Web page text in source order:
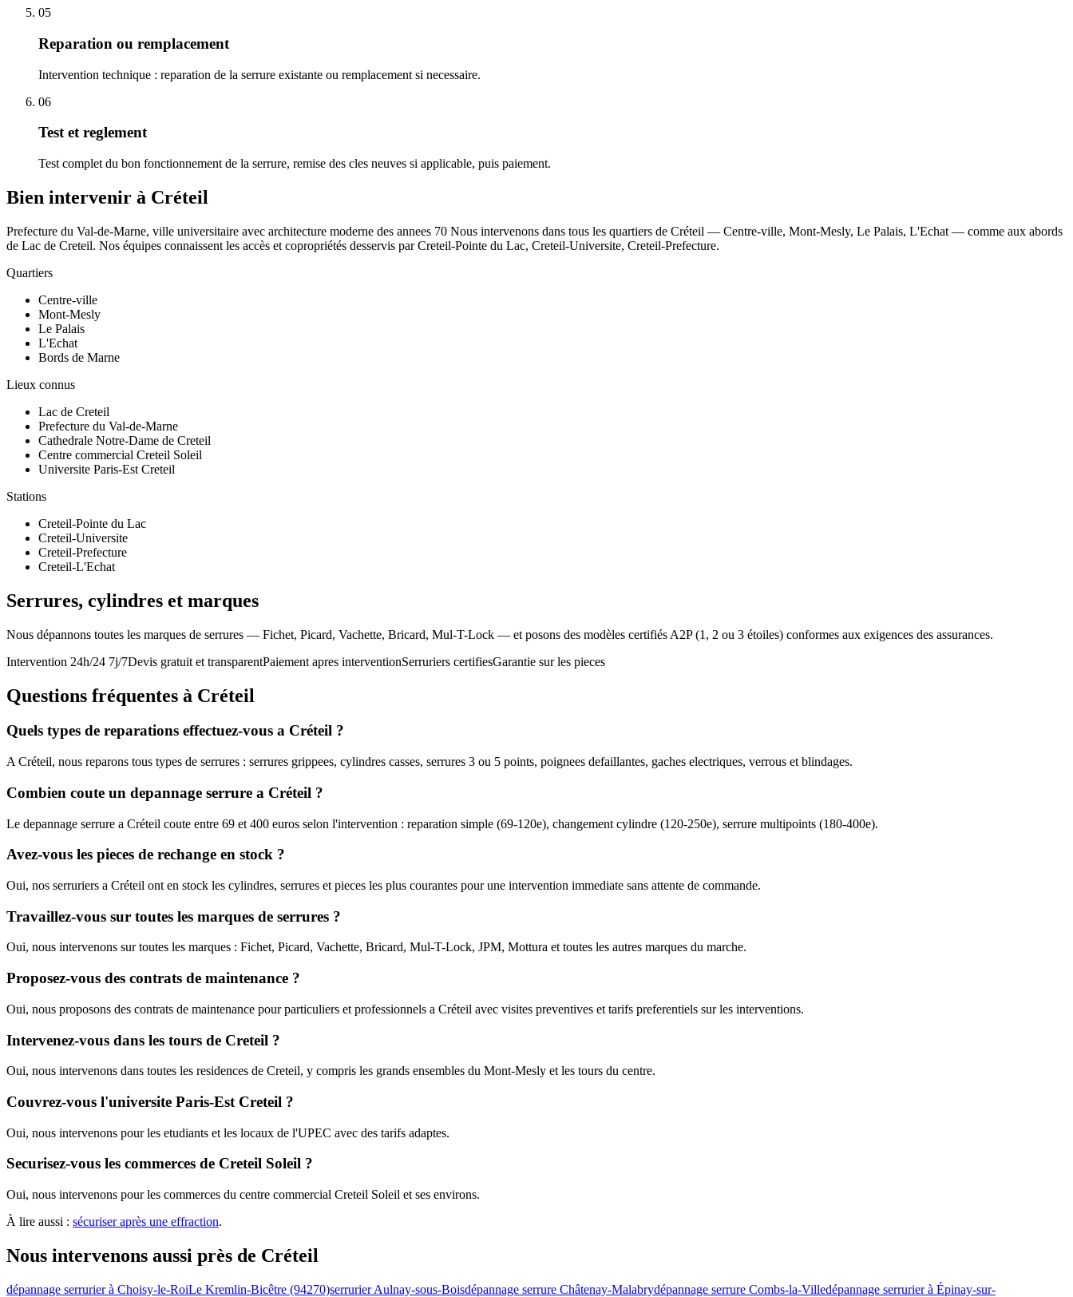
05
Reparation ou remplacement
Intervention technique : reparation de la serrure existante ou remplacement si necessaire.
06
Test et reglement
Test complet du bon fonctionnement de la serrure, remise des cles neuves si applicable, puis paiement.
Bien intervenir à Créteil
Prefecture du Val-de-Marne, ville universitaire avec architecture moderne des annees 70 Nous intervenons dans tous les quartiers de Créteil — Centre-ville, Mont-Mesly, Le Palais, L'Echat — comme aux abords
de Lac de Creteil. Nos équipes connaissent les accès et copropriétés desservis par Creteil-Pointe du Lac, Creteil-Universite, Creteil-Prefecture.
Quartiers
Centre-ville
Mont-Mesly
Le Palais
L'Echat
Bords de Marne
Lieux connus
Lac de Creteil
Prefecture du Val-de-Marne
Cathedrale Notre-Dame de Creteil
Centre commercial Creteil Soleil
Universite Paris-Est Creteil
Stations
Creteil-Pointe du Lac
Creteil-Universite
Creteil-Prefecture
Creteil-L'Echat
Serrures, cylindres et marques
Nous dépannons toutes les marques de serrures — Fichet, Picard, Vachette, Bricard, Mul-T-Lock — et posons des modèles certifiés A2P (1, 2 ou 3 étoiles) conformes aux exigences des assurances.
Intervention 24h/24 7j/7Devis gratuit et transparentPaiement apres interventionSerruriers certifiesGarantie sur les pieces
Questions fréquentes à Créteil
Quels types de reparations effectuez-vous a Créteil ?
A Créteil, nous reparons tous types de serrures : serrures grippees, cylindres casses, serrures 3 ou 5 points, poignees defaillantes, gaches electriques, verrous et blindages.
Combien coute un depannage serrure a Créteil ?
Le depannage serrure a Créteil coute entre 69 et 400 euros selon l'intervention : reparation simple (69-120e), changement cylindre (120-250e), serrure multipoints (180-400e).
Avez-vous les pieces de rechange en stock ?
Oui, nos serruriers a Créteil ont en stock les cylindres, serrures et pieces les plus courantes pour une intervention immediate sans attente de commande.
Travaillez-vous sur toutes les marques de serrures ?
Oui, nous intervenons sur toutes les marques : Fichet, Picard, Vachette, Bricard, Mul-T-Lock, JPM, Mottura et toutes les autres marques du marche.
Proposez-vous des contrats de maintenance ?
Oui, nous proposons des contrats de maintenance pour particuliers et professionnels a Créteil avec visites preventives et tarifs preferentiels sur les interventions.
Intervenez-vous dans les tours de Creteil ?
Oui, nous intervenons dans toutes les residences de Creteil, y compris les grands ensembles du Mont-Mesly et les tours du centre.
Couvrez-vous l'universite Paris-Est Creteil ?
Oui, nous intervenons pour les etudiants et les locaux de l'UPEC avec des tarifs adaptes.
Securisez-vous les commerces de Creteil Soleil ?
Oui, nous intervenons pour les commerces du centre commercial Creteil Soleil et ses environs.
À lire aussi : sécuriser après une effraction.
Nous intervenons aussi près de Créteil
dépannage serrurier à Choisy-le-RoiLe Kremlin-Bicêtre (94270)serrurier Aulnay-sous-Boisdépannage serrure Châtenay-Malabrydépannage serrure Combs-la-Villedépannage serrurier à Épinay-sur-